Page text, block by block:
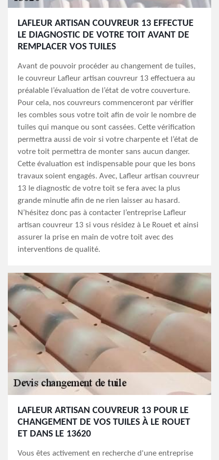
LAFLEUR ARTISAN COUVREUR 13 EFFECTUE
LE DIAGNOSTIC DE VOTRE TOIT AVANT DE
REMPLACER VOS TUILES
Avant de pouvoir procéder au changement de tuiles,
le couvreur Lafleur artisan couvreur 13 effectuera au
préalable l’évaluation de l’état de votre couverture.
Pour cela, nos couvreurs commenceront par vérifier
les combles sous votre toit afin de voir le nombre de
tuiles qui manque ou sont cassées. Cette vérification
permettra aussi de voir si votre charpente et l’état de
votre toit permettra de monter sans aucun danger.
Cette évaluation est indispensable pour que les bons
travaux soient engagés. Avec, Lafleur artisan couvreur
13 le diagnostic de votre toit se fera avec la plus
grande minutie afin de ne rien laisser au hasard.
N’hésitez donc pas à contacter l’entreprise Lafleur
artisan couvreur 13 si vous résidez à Le Rouet et ainsi
assurer la prise en main de votre toit avec des
interventions de qualité.
LAFLEUR ARTISAN COUVREUR 13 POUR LE
CHANGEMENT DE VOS TUILES À LE ROUET
ET DANS LE 13620
Vous êtes activement en recherche d'une entreprise